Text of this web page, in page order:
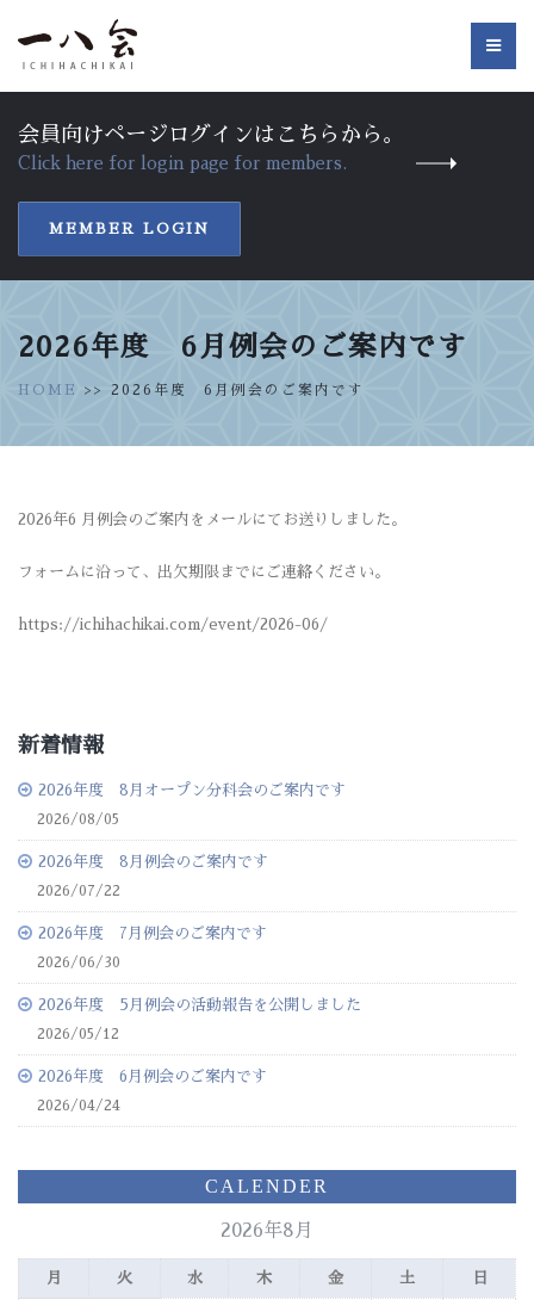
会員向けページログインはこちらから。
Click here for login page for members.
MEMBER LOGIN
2026年度 6月例会のご案内です
HOME >> 2026年度 6月例会のご案内です
2026年6 月例会のご案内をメールにてお送りしました。
フォームに沿って、出欠期限までにご連絡ください。
https://ichihachikai.com/event/2026-06/
新着情報
2026年度 8月オープン分科会のご案内です
2026/08/05
2026年度 8月例会のご案内です
2026/07/22
2026年度 7月例会のご案内です
2026/06/30
2026年度 5月例会の活動報告を公開しました
2026/05/12
2026年度 6月例会のご案内です
2026/04/24
CALENDER
2026年8月
月 火 水 木 金 土 日